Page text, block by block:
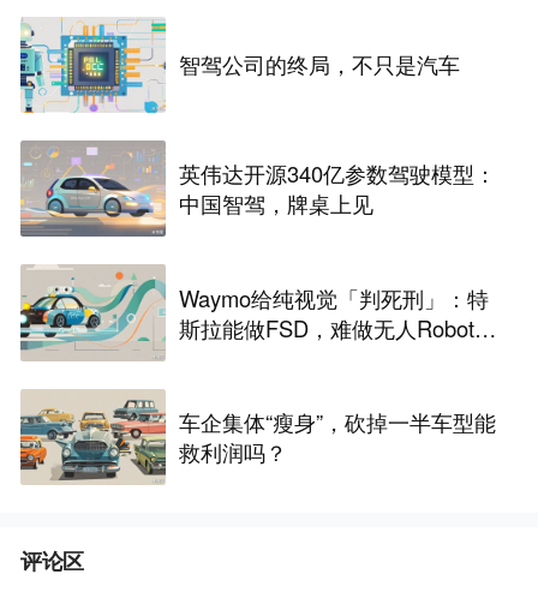
智驾公司的终局，不只是汽车
英伟达开源340亿参数驾驶模型：
中国智驾，牌桌上见
Waymo给纯视觉「判死刑」：特
斯拉能做FSD，难做无人Robota
车企集体“瘦身”，砍掉一半车型能
救利润吗？
评论区